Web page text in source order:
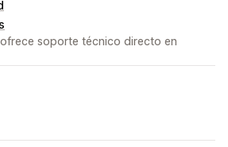
soporte técnico directo en